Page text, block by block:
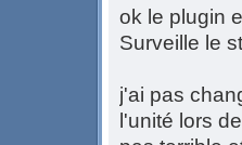
ok le plugin
Surveille le
j'ai pas
l'unité lors